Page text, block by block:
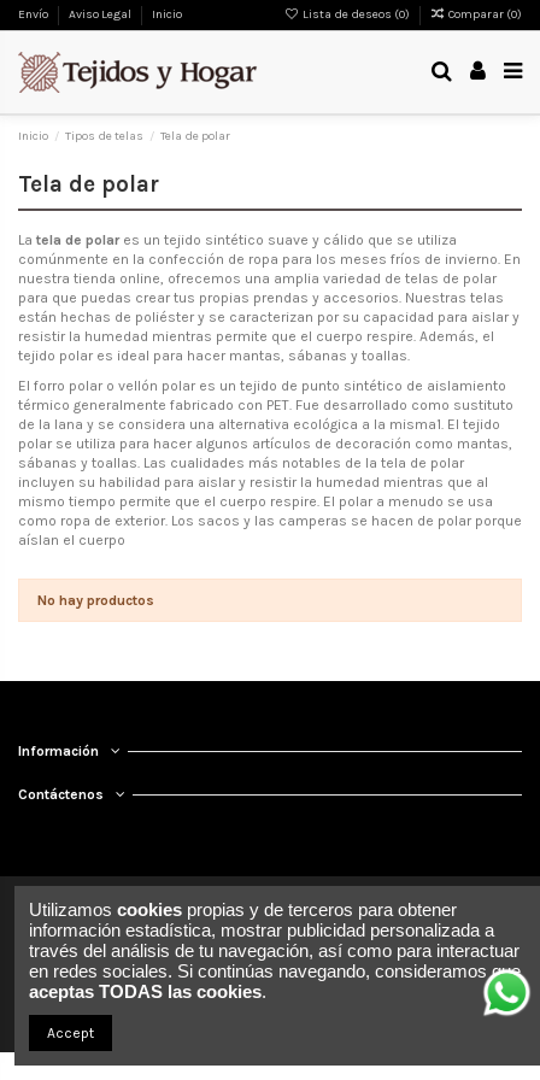
Envío Aviso Legal Inicio Lista de deseos (0) Comparar (0)
Inicio Tipos de telas Tela de polar
Tela de polar
La tela de polares un tejido sintético suave y cálido que se utiliza
comúnmente en la confección de ropa para los meses fríos de invierno. En
nuestra tienda online, ofrecemos una amplia variedad de telas de polar
para que puedas crear tus propias prendas y accesorios. Nuestras telas
están hechas de poliéster y se caracterizan por su capacidad para aislar y
resistir la humedad mientras permite que el cuerpo respire. Además, el
tejido polar es ideal para hacer mantas, sábanas y toallas.
El forro polar o vellón polar es un tejido de punto sintético de aislamiento
térmico generalmente fabricado con PET. Fue desarrollado como sustituto
de la lana y se considera una alternativa ecológica a la misma1. El tejido
polar se utiliza para hacer algunos artículos de decoración como mantas,
sábanas y toallas. Las cualidades más notables de la tela de polar
incluyen su habilidad para aislar y resistir la humedad mientras que al
mismo tiempo permite que el cuerpo respire. El polar a menudo se usa
como ropa de exterior. Los sacos y las camperas se hacen de polar porque
aíslan el cuerpo
No hay productos
Información
Contáctenos
Utilizamos cookies propias y de terceros para obtener
información estadística, mostrar publicidad personalizada a
través del análisis de tu navegación, así como para interactuar
en redes sociales. Si continúas navegando, consideramos que
aceptas TODAS las cookies.
Accept